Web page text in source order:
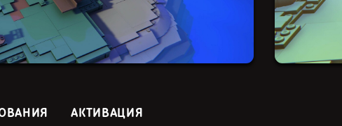
АКТИВАЦИЯ